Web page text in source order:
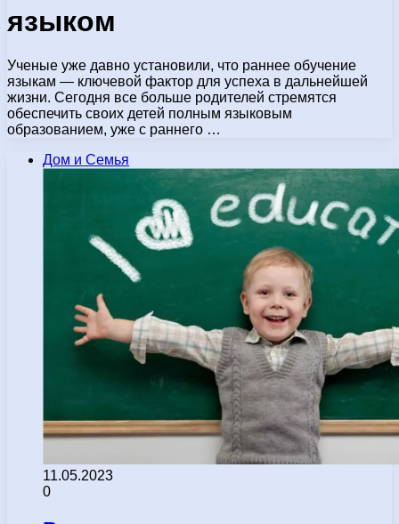
языком
Ученые уже давно установили, что раннее обучение
языкам — ключевой фактор для успеха в дальнейшей
жизни. Сегодня все больше родителей стремятся
обеспечить своих детей полным языковым
образованием, уже с раннего …
Дом и Семья
11.05.2023
0